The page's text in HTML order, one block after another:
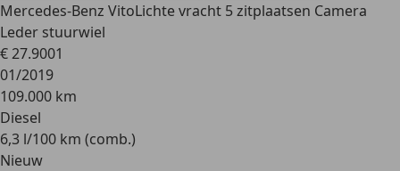
Mercedes-Benz VitoLichte vracht 5 zitplaatsen Camera
Leder stuurwiel
€ 27.9001
01/2019
109.000 km
Diesel
6,3 l/100 km (comb.)
Nieuw